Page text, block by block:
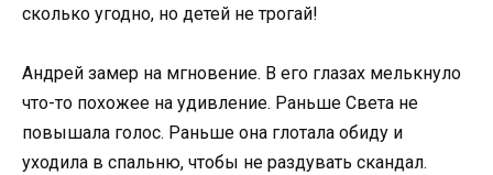
сколько угодно, но детей не трогай!
Андрей замер на мгновение. В его глазах мелькнуло
что-то похожее на удивление. Раньше Света не
повышала голос. Раньше она глотала обиду и
уходила в спальню, чтобы не раздувать скандал.